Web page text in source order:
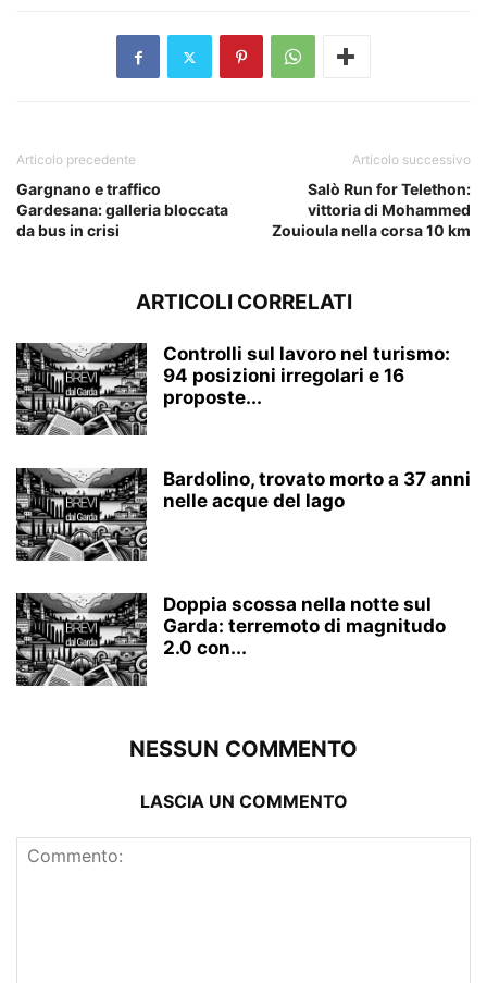
Articolo precedente
Gargnano e traffico
Gardesana: galleria bloccata
da bus in crisi
Articolo successivo
Salò Run for Telethon:
vittoria di Mohammed
Zouioula nella corsa 10 km
ARTICOLI CORRELATI
Controlli sul lavoro nel turismo:
94 posizioni irregolari e 16
proposte...
Bardolino, trovato morto a 37 anni
nelle acque del lago
Doppia scossa nella notte sul
Garda: terremoto di magnitudo
2.0 con...
NESSUN COMMENTO
LASCIA UN COMMENTO